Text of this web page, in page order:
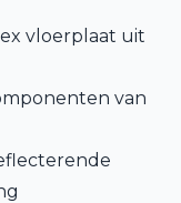
vloerplaat uit
van